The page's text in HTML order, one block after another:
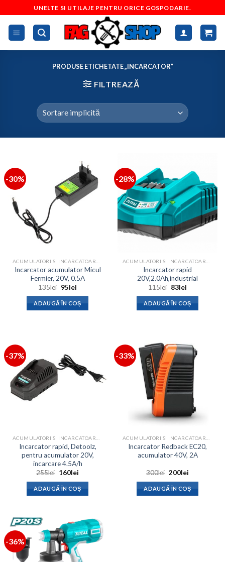
to
content
UNELTE SI UTILAJE PENTRU ORICE GOSPODARIE.
PRODUSE ETICHETATE „INCARCATOR”
FILTREAZĂ
-30%
Incarcator acumulator Micul
Fermier, 20V, 0.5A
135lei Prețul
a
fost:
135lei.
95leiPrețul
este:
95lei.
ADAUGĂ ÎN COȘ
-28%
Incarcator rapid
20V,2.0Ah,industrial
115lei Prețul
a
fost:
115lei.
83leiPrețul
este:
83lei.
ADAUGĂ ÎN COȘ
-37%
Incarcator rapid, Detoolz,
pentru acumulator 20V,
incarcare 4.5A/h
255lei Prețul
a
fost:
255lei.
160leiPrețul
este:
160lei.
ADAUGĂ ÎN COȘ
-33%
Incarcator Redback EC20,
acumulator 40V, 2A
300lei Prețul
a
fost:
300lei.
200leiPrețul
este:
200lei.
ADAUGĂ ÎN COȘ
-36%